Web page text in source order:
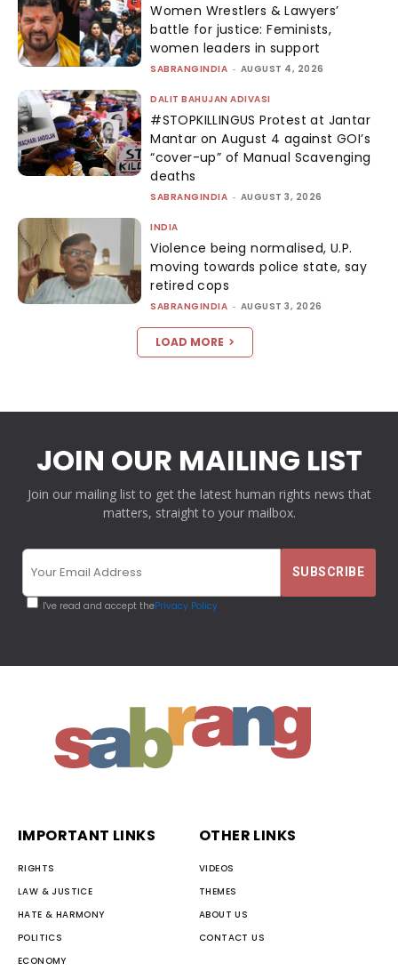
Women Wrestlers & Lawyers’
battle for justice: Feminists,
women leaders in support
SABRANGINDIA - AUGUST 4, 2026
DALIT BAHUJAN ADIVASI
#STOPKILLINGUS Protest at Jantar
Mantar on August 4 against GOI’s
“cover-up” of Manual Scavenging
deaths
SABRANGINDIA - AUGUST 3, 2026
INDIA
Violence being normalised, U.P.
moving towards police state, say
retired cops
SABRANGINDIA - AUGUST 3, 2026
LOAD MORE
JOIN OUR MAILING LIST
Join our mailing list to get the latest human rights news that
matters, straight to your mailbox.
I've read and accept thePrivacy Policy
IMPORTANT LINKS
RIGHTS
LAW & JUSTICE
HATE & HARMONY
POLITICS
ECONOMY
OTHER LINKS
VIDEOS
THEMES
ABOUT US
CONTACT US